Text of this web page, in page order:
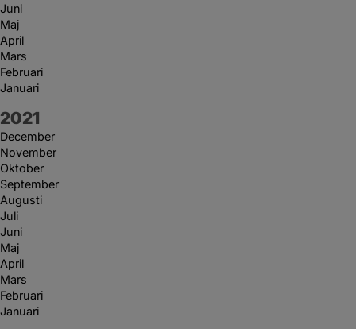
Juni
Maj
April
Mars
Februari
Januari
År:
2021
December
November
Oktober
September
Augusti
Juli
Juni
Maj
April
Mars
Februari
Januari